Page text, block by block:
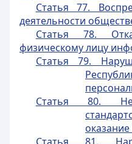
Статья 77.
деятельности
Статья 78.
физическому лицу
Статья 79.
Статья 80.